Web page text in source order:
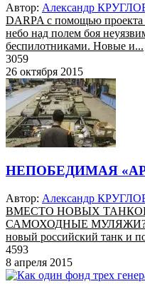
Автор: Александр
DARPA с помощью проекта
небо над полем боя
беспилотниками. Новые и...
3059
26 октября 2015
НЕПОБЕДИМАЯ
Автор: Александр
ВМЕСТО НОВЫХ
САМОХОДНЫЕ МУЛЯЖИ?
новый российский танк и
4593
8 апреля 2015